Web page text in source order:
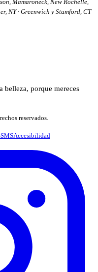
Mamaroneck, New Rochelle,
NY · Greenwich y Stamford, CT
belleza, porque mereces
reservados.
SMSAccesibilidad